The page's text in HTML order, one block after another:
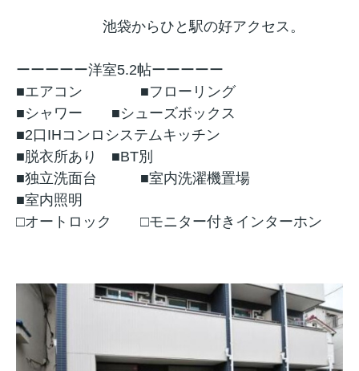
池袋からひと駅の好アクセス。
ーーーーー洋室5.2帖ーーーーー
■エアコン ■フローリング
■シャワー ■シューズボックス
■2口IHコンロシステムキッチン
■脱衣所あり ■BT別
■独立洗面台 ■室内洗濯機置場
■室内照明
□オートロック □モニター付きインターホン